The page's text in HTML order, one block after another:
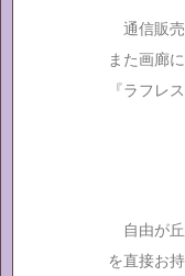
通信販売
また画廊
『ラフレ
自由が丘
を直接お